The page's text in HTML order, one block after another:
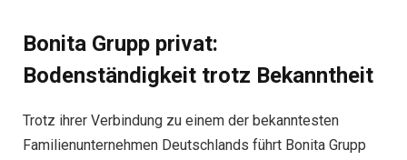
Bonita Grupp privat:
Bodenständigkeit trotz Bekanntheit
Trotz ihrer Verbindung zu einem der bekanntesten
Familienunternehmen Deutschlands führt Bonita Grupp